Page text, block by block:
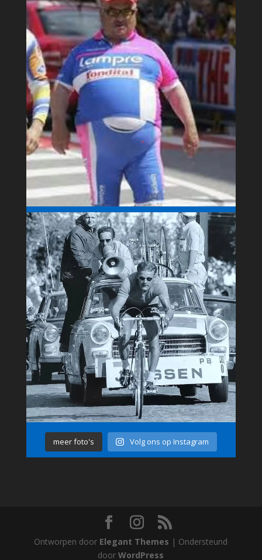
meer foto's Volg ons op Instagram
Ontworpen door Elegant Themes | Ondersteund
doorWordPress